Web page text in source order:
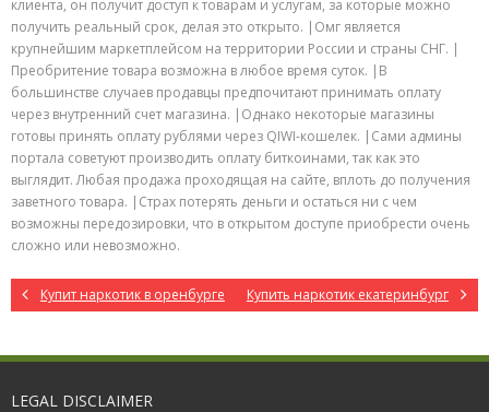
клиента, он получит доступ к товарам и услугам, за которые можно
получить реальный срок, делая это открыто. |Омг является
крупнейшим маркетплейсом на территории России и страны СНГ. |
Преобритение товара возможна в любое время суток. |В
большинстве случаев продавцы предпочитают принимать оплату
через внутренний счет магазина. |Однако некоторые магазины
готовы принять оплату рублями через QIWI-кошелек. |Сами админы
портала советуют производить оплату биткоинами, так как это
выглядит. Любая продажа проходящая на сайте, вплоть до получения
заветного товара. |Страх потерять деньги и остаться ни с чем
возможны передозировки, что в открытом доступе приобрести очень
сложно или невозможно.
Купит наркотик в оренбурге Купить наркотик екатеринбург
LEGAL DISCLAIMER